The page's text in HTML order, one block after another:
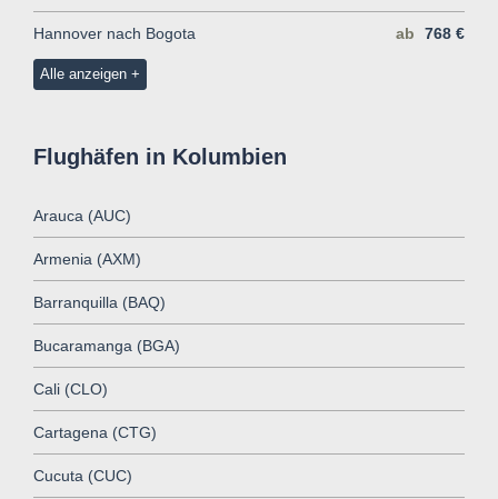
Hannover nach Bogota ab 768 €
Alle anzeigen
Flughäfen in Kolumbien
Arauca (AUC)
Armenia (AXM)
Barranquilla (BAQ)
Bucaramanga (BGA)
Cali (CLO)
Cartagena (CTG)
Cucuta (CUC)